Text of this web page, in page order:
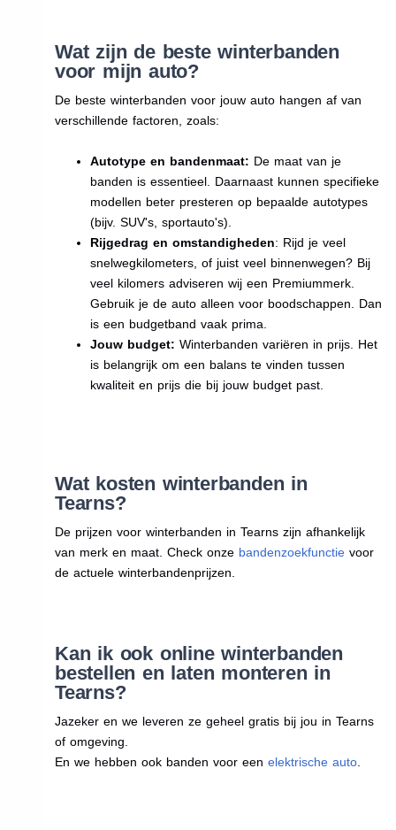
Wat zijn de beste winterbanden
voor mijn auto?
De beste winterbanden voor jouw auto hangen af van
verschillende factoren, zoals:
Autotype en bandenmaat: De maat van je
banden is essentieel. Daarnaast kunnen specifieke
modellen beter presteren op bepaalde autotypes
(bijv. SUV's, sportauto's).
Rijgedrag en omstandigheden: Rijd je veel
snelwegkilometers, of juist veel binnenwegen? Bij
veel kilomers adviseren wij een Premiummerk.
Gebruik je de auto alleen voor boodschappen. Dan
is een budgetband vaak prima.
Jouw budget: Winterbanden variëren in prijs. Het
is belangrijk om een balans te vinden tussen
kwaliteit en prijs die bij jouw budget past.
Wat kosten winterbanden in
Tearns?
De prijzen voor winterbanden in Tearns zijn afhankelijk
van merk en maat. Check onze bandenzoekfunctievoor
de actuele winterbandenprijzen.
Kan ik ook online winterbanden
bestellen en laten monteren in
Tearns?
Jazeker en we leveren ze geheel gratis bij jou in Tearns
of omgeving.
En we hebben ook banden voor een elektrische auto.